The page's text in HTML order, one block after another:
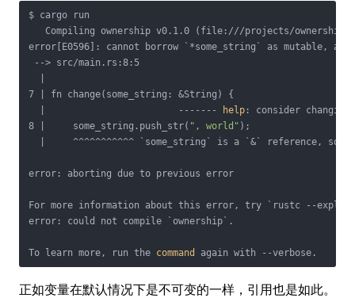
$ cargo run
   Compiling ownership v0.1.0 (file:///projects/ownership)
error[E0596]: cannot borrow `*some_string` as mutable,
--> src/main.rs:8:5
7 | fn change(some_string: &String) {
  |                        -------
help : consider
8 |     some_string.push_str( ", world" );
|     ^^^^^^^^^^^ `some_string` is a `&` reference, so
error: aborting due to previous error
For more information about this error, try `rustc --explain
error: could not compile `ownership`.
To learn more, run the command again with --verbose.
正如变量在默认情况下是不可变的一样，引用也是如此。